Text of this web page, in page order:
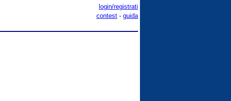
login/registrati
contest - guida